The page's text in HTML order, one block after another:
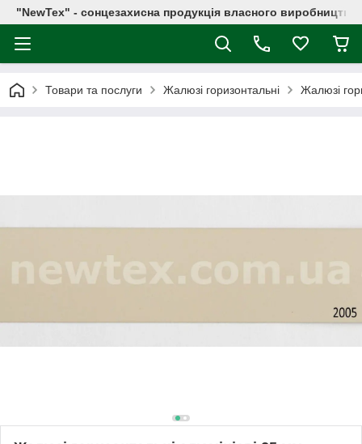
"NewTex" - сонцезахисна продукція власного виробництва
Товари та послуги Жалюзі горизонтальні Жалюзі